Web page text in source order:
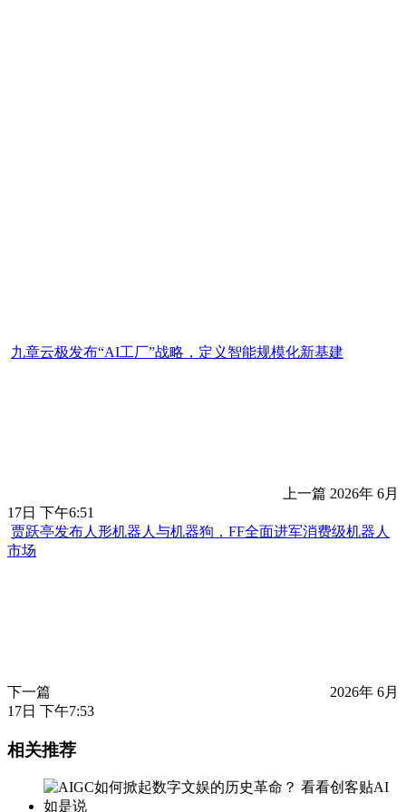
17日 下午6:51